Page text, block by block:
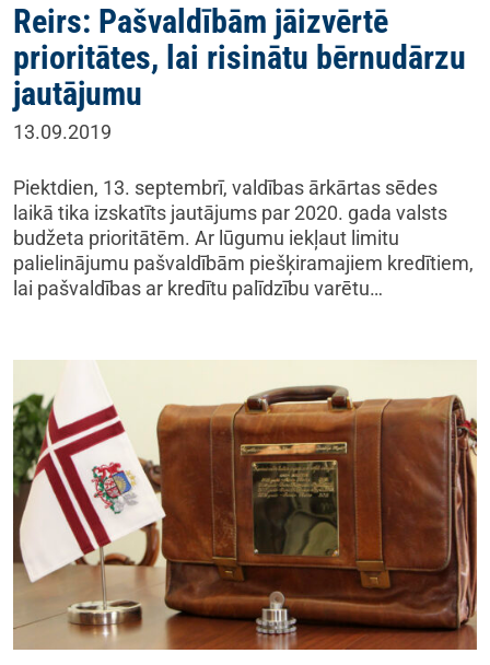
Reirs: Pašvaldībām jāizvērtē
prioritātes, lai risinātu bērnudārzu
jautājumu
13.09.2019
Piektdien, 13. septembrī, valdības ārkārtas sēdes
laikā tika izskatīts jautājums par 2020. gada valsts
budžeta prioritātēm. Ar lūgumu iekļaut limitu
palielinājumu pašvaldībām piešķiramajiem kredītiem,
lai pašvaldības ar kredītu palīdzību varētu…